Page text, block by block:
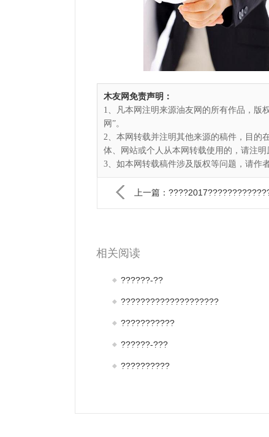
木友网免责声明：
1、凡本网注明来源油友网的所有作品，版
网”。
2、本网转载并注明其他来源的稿件，目的
体、网站或个人从本网转载使用的，请注
3、如本网转载稿件涉及版权等问题，请作
上一篇：
相关阅读
??????-??
????????????????????
???????????
??????-???
??????????